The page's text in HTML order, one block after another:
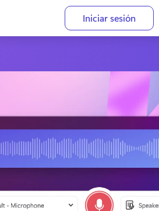
Iniciar sesión